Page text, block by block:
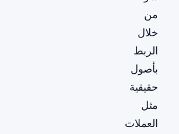
من
خلال
الربط
بأصول
حقيقية
مثل
العملات